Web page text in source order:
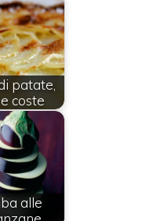
patate,
coste
alle